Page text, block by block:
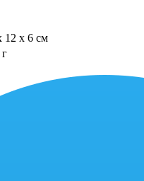
12 x 6 см